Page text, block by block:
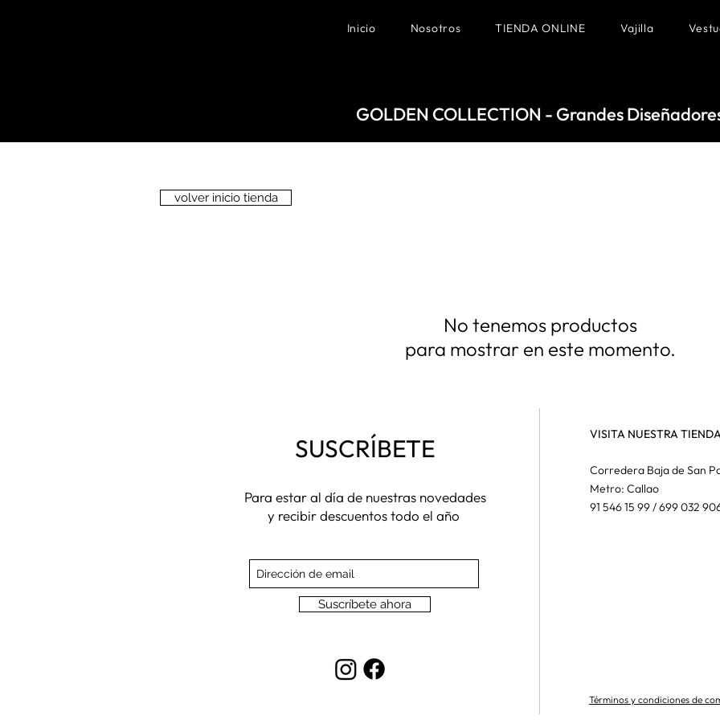
Inicio Nosotros TIENDA ONLINE Vajilla
GOLDEN COLLECTION - Grandes
volver inicio tienda
No tenemos productos
para mostrar en este momento.
SUSCRÍBETE
Para estar al día de nuestras novedades
y recibir descuentos todo el año
Suscríbete ahora
VISITA NUESTRA
Corredera Baja de San
Metro: Callao
91 546 15 99 / 699 032
Términos y condiciones de